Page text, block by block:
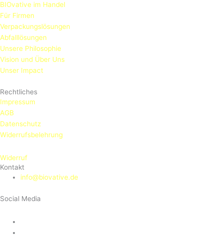
BIOvative im Handel
Für Firmen
Verpackungslösungen
Abfalllösungen
Unsere Philosophie
Vision und Über Uns
Unser Impact
Rechtliches
Impressum
AGB
Datenschutz
Widerrufsbelehrung
Widerruf
Kontakt
info@biovative.de
Social Media